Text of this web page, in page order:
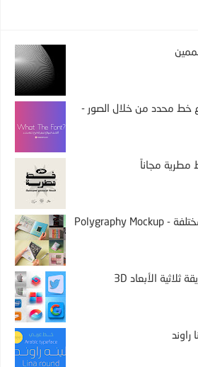
خط محدد من خلال الصور -
PSD مجموعة موك أب مختلفة - Polygraphy Mockup